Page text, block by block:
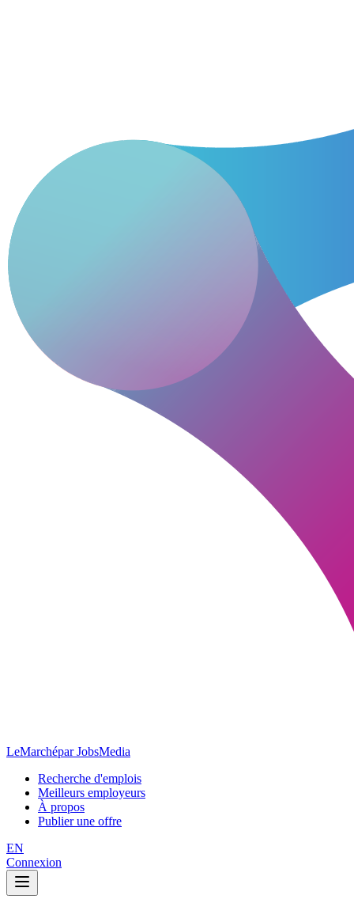
LeMarchépar JobsMedia
Recherche d'emplois
Meilleurs employeurs
À propos
Publier une offre
EN
Connexion